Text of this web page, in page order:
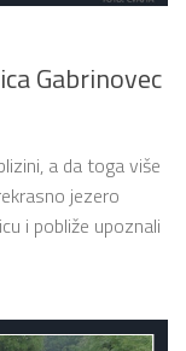
Gabrinovec
a da toga više
jezero
i pobliže upoznali